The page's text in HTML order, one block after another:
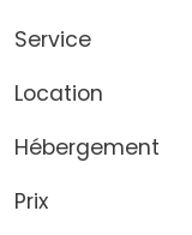
Service
Location
Hébergement
Prix